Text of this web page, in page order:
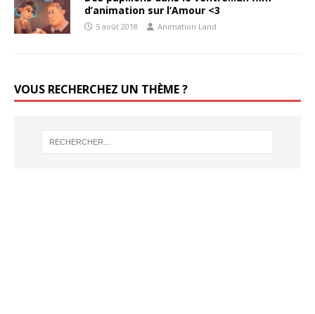
d’animation sur l’Amour <3
5 août 2018 Animation Land
VOUS RECHERCHEZ UN THÈME ?